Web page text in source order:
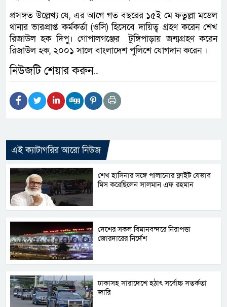
প্রসঙ্গত উল্লেখ্য যে, এর আগে গত বছরের ১৫ই মে ফতুল্লা মডেল
থানার ভারপ্রাপ্ত কর্মকর্তা (ওসি) হিসেবে দায়িত্ব গ্রহণ করেন শেখ
রিজাউল হক দিপু। গোপালগঞ্জের টুঙ্গিপাড়ায় জন্মগ্রহণ করেন
রিজাউল হক, ২০০১ সালে বাংলাদেশ পুলিশে যোগদান করেন ।
নিউজটি শেয়ার করুন..
এই ক্যাটাগরির আরো নিউজ
শেখ হাসিনার সঙ্গে পালানোর ফ্লাইট যেভাব
মিস করেছিলেন সালমান এফ রহমান
দেশের সকল বিমানবন্দরে নিরাপত্তা
জোরদারের নির্দেশ
ঢাকাসহ সারাদেশে হঠাৎ সর্বোচ্চ সতর্কতা
জা‌রি